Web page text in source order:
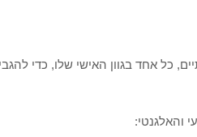
כל אחד בגוון האישי שלו, כדי
והאלגנטי: